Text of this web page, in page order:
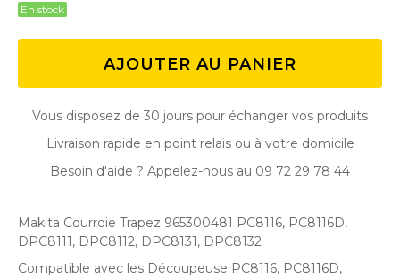
En stock
AJOUTER AU PANIER
Vous disposez de 30 jours pour échanger vos produits
Livraison rapide en point relais ou à votre domicile
Besoin d'aide ? Appelez-nous au 09 72 29 78 44
Makita Courroie Trapez 965300481 PC8116, PC8116D,
DPC8111, DPC8112, DPC8131, DPC8132
Compatible avec les Découpeuse PC8116, PC8116D,